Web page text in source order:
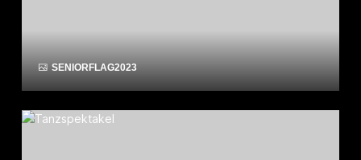
SENIORFLAG2023